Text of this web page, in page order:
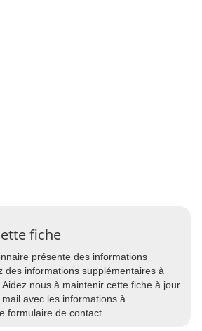
fiche
présente des informations
des informations supplémentaires à
nous à maintenir cette fiche à jour
avec les informations à
formulaire de contact.